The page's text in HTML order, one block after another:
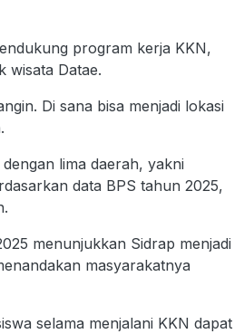
program kerja KKN,
wisata Datae.
Di sana bisa menjadi lokasi
lima daerah, yakni
data BPS tahun 2025,
menunjukkan Sidrap menjadi
masyarakatnya
selama menjalani KKN dapat